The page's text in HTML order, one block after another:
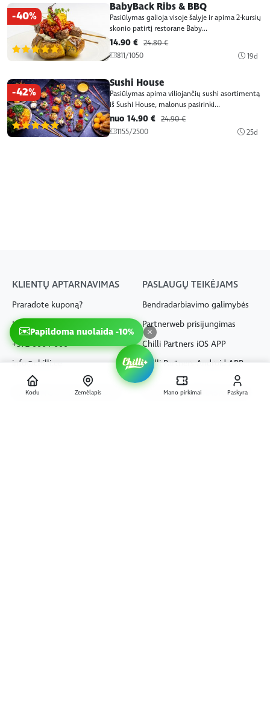
-40%
(24)
BabyBack Ribs & BBQ
Pasiūlymas galioja visoje šalyje ir apima 2-kursių
skonio patirtį restorane Baby...
14.90 € 24.80 €
811/1050
19d
-42%
(24)
Sushi House
Pasiūlymas apima viliojančių sushi asortimentą
iš Sushi House, malonus pasirinki...
nuo 14.90 € 24.90 €
1155/2500
25d
Kodu Žemėlapis Mano pirkimai Paskyra
Papildoma nuolaida -10%
KLIENTŲ APTARNAVIMAS
Praradote kuponą?
Kontaktai
+372 6664 666
info@chilli.ee
PASLAUGŲ TEIKĖJAMS
Bendradarbiavimo galimybės
Partnerweb prisijungimas
Chilli Partners iOS APP
Chilli Partners Android APP
NAUDINGOS NUORODOS SOCIALINĖ ŽINIASKLAIDA